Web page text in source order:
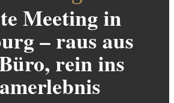
Meeting in
– raus aus
rein ins